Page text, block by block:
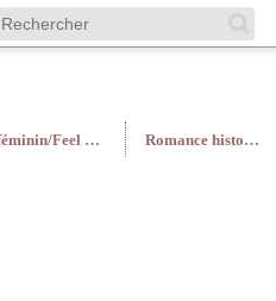
Roman féminin/Feel Good Romance historique